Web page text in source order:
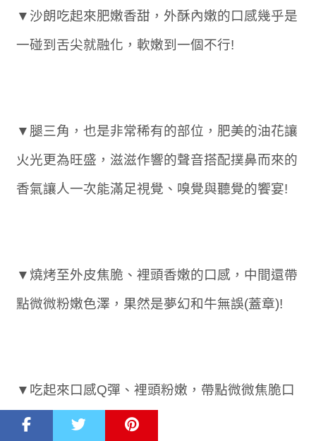
▼沙朗吃起來肥嫩香甜，外酥內嫩的口感幾乎是
一碰到舌尖就融化，軟嫩到一個不行!
▼腿三角，也是非常稀有的部位，肥美的油花讓
火光更為旺盛，滋滋作響的聲音搭配撲鼻而來的
香氣讓人一次能滿足視覺、嗅覺與聽覺的饗宴!
▼燒烤至外皮焦脆、裡頭香嫩的口感，中間還帶
點微微粉嫩色澤，果然是夢幻和牛無誤(蓋章)!
▼吃起來口感Q彈、裡頭粉嫩，帶點微微焦脆口
感非常好吃!